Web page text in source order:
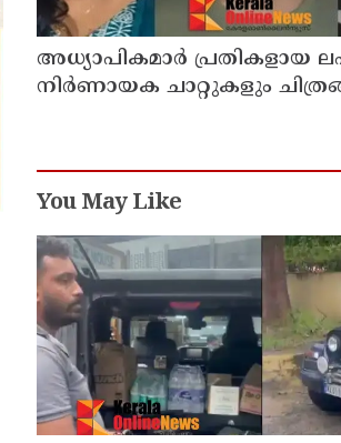
അധ്യാപികമാര്‍ പ്രതികളായ
നിർണായക ചാറ്റുകളും
You May Like